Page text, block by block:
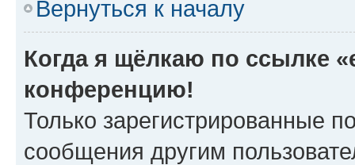
Вернуться к началу
Когда я щёлкаю по ссылке
конференцию!
Только зарегистрированные
сообщения другим